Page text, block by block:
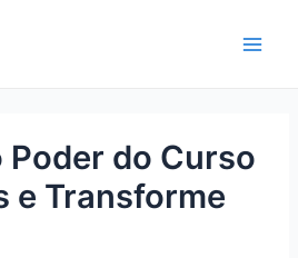
Poder do Curso
e Transforme